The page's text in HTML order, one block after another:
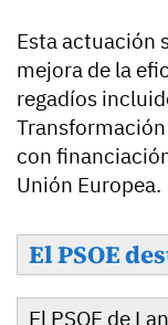
Esta actuación
mejora de la
regadíos
con
Unión Europea.
El PSOE
El PSOE de